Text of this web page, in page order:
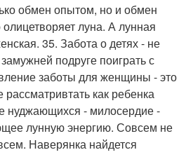
обмен опытом, но и обмен
луна. А лунная
35. Забота о детях - не
подруге поиграть с
заботы для женщины - это
рассматривтать как ребенка
нуджающихся - милосердие -
лунную энергию. Совсем не
Наверянка найдется